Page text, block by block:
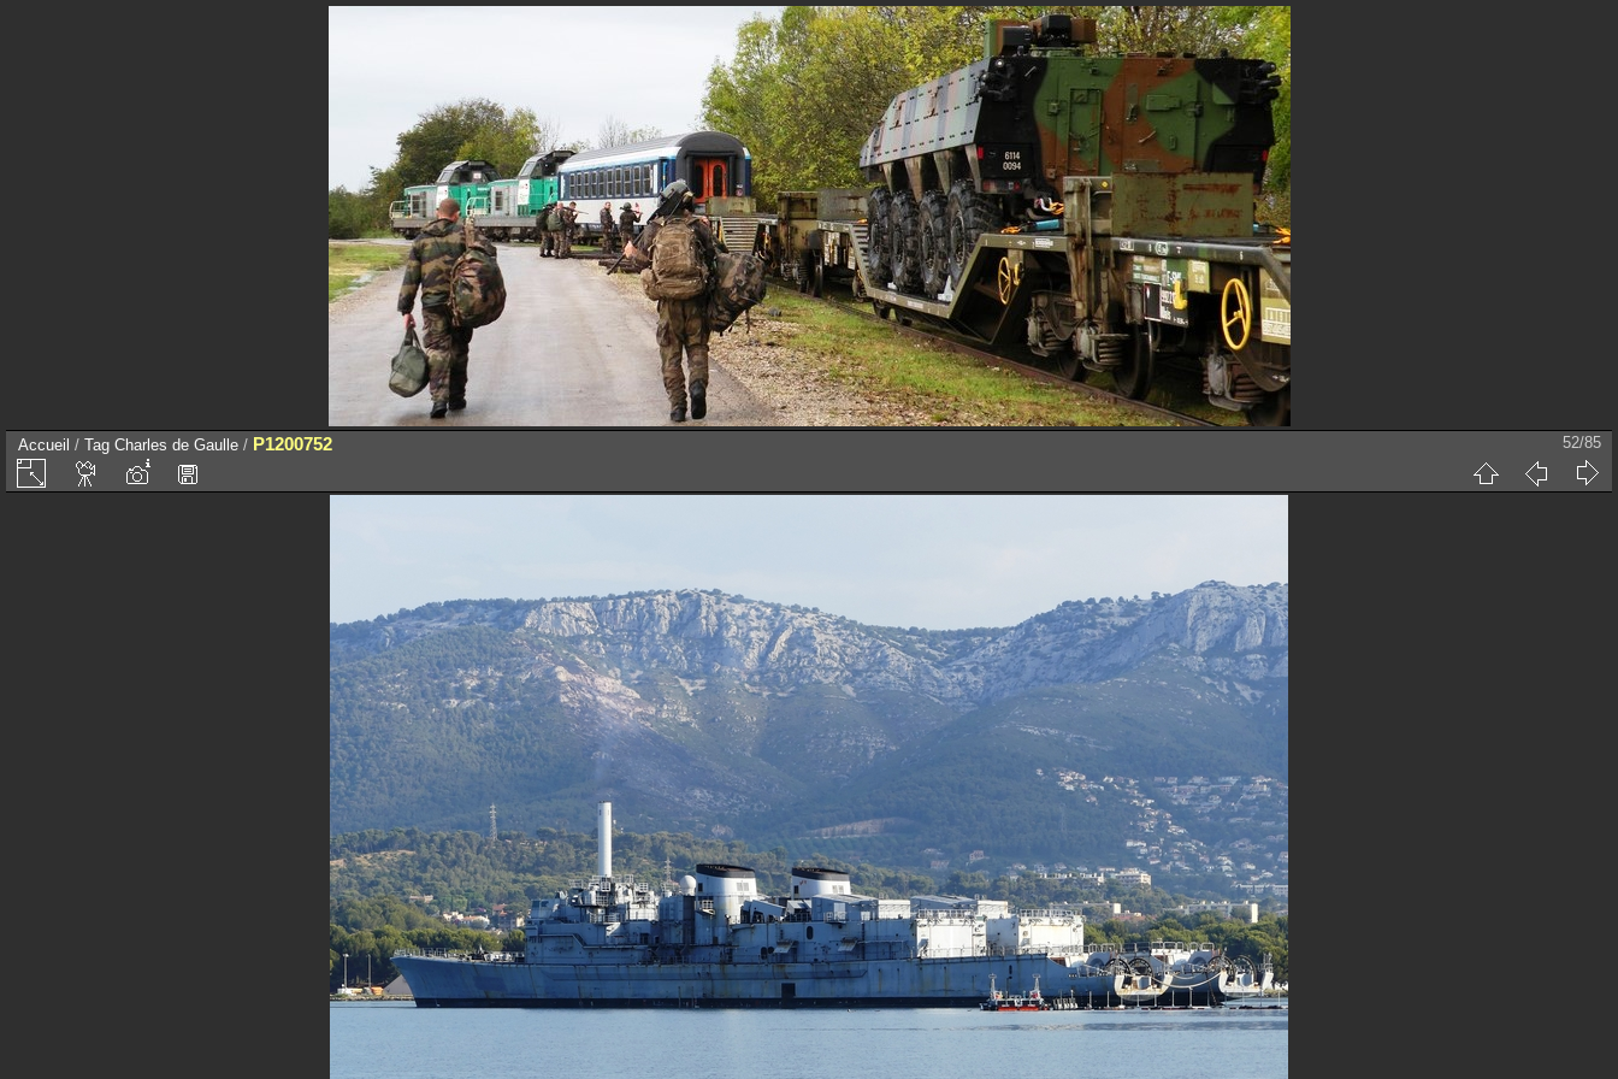
Accueil / Tag Charles de Gaulle / P1200752 52/85